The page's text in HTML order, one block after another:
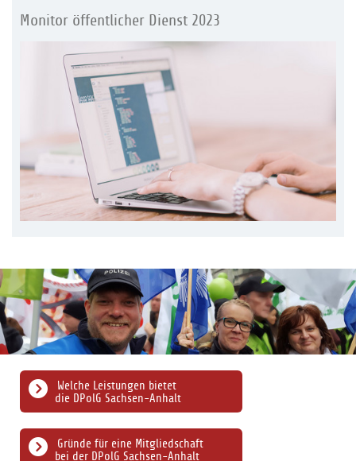
Monitor öffentlicher Dienst 2023
Gründe für eine Mitgliedschaft
bei der DPolG Sachsen-Anhalt
Welche Leistungen bietet
die DPolG Sachsen-Anhalt